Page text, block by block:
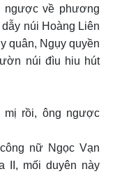
ngược về phương
núi Hoàng Liên
quân, Ngụy quyền
núi đìu hiu hút
rồi, ông ngược
nữ Ngọc Vạn
II, mối duyên này